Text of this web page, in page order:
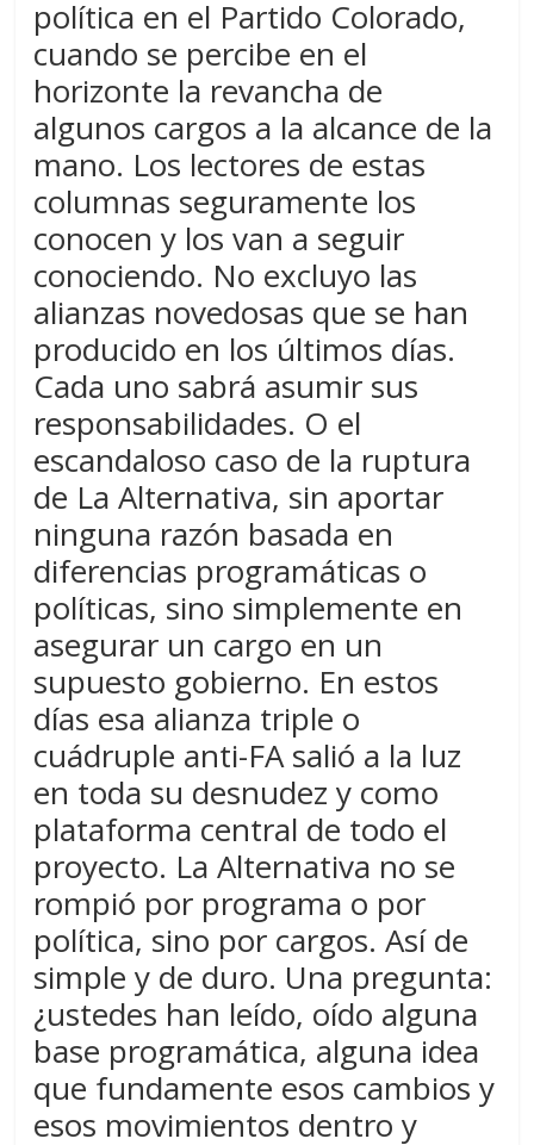
política en el Partido Colorado,
cuando se percibe en el
horizonte la revancha de
algunos cargos a la alcance de la
mano. Los lectores de estas
columnas seguramente los
conocen y los van a seguir
conociendo. No excluyo las
alianzas novedosas que se han
producido en los últimos días.
Cada uno sabrá asumir sus
responsabilidades. O el
escandaloso caso de la ruptura
de La Alternativa, sin aportar
ninguna razón basada en
diferencias programáticas o
políticas, sino simplemente en
asegurar un cargo en un
supuesto gobierno. En estos
días esa alianza triple o
cuádruple anti-FA salió a la luz
en toda su desnudez y como
plataforma central de todo el
proyecto. La Alternativa no se
rompió por programa o por
política, sino por cargos. Así de
simple y de duro. Una pregunta:
¿ustedes han leído, oído alguna
base programática, alguna idea
que fundamente esos cambios y
esos movimientos dentro y